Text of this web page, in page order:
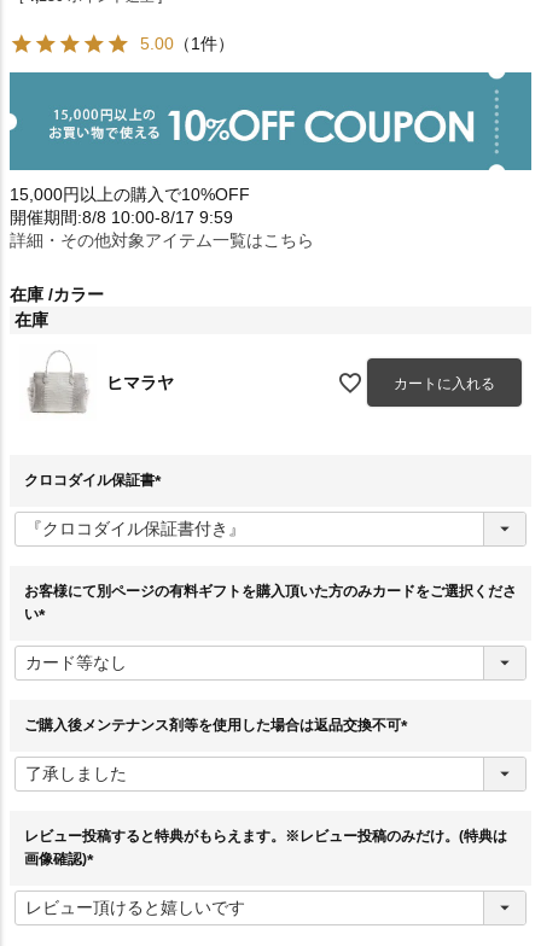
5.00 （1件）
15,000円以上の購入で10%OFF
開催期間:8/8 10:00-8/17 9:59
詳細・その他対象アイテム一覧はこちら
在庫 カラー
在庫
ヒマラヤ カートに入れる
クロコダイル保証書
必
須
お客様にて別ページの有料ギフトを購入頂いた方のみカードをご選択くださ
い
必
須
ご購入後メンテナンス剤等を使用した場合は返品交換不可
須
レビュー投稿すると特典がもらえます。※レビュー投稿のみだけ。(特典は
画像確認)
必
須